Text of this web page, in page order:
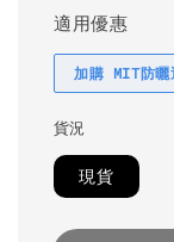
適用優惠
加購 MIT防
貨況
現貨